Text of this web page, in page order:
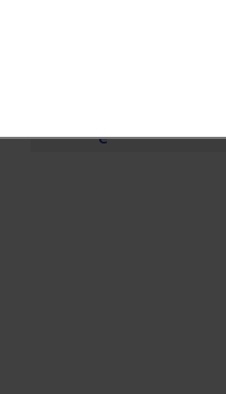
e